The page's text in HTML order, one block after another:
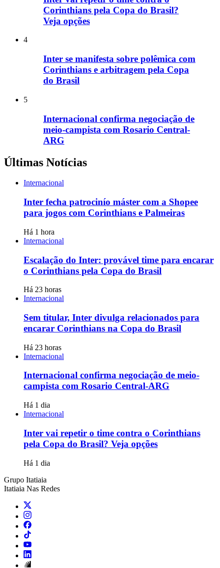
Corinthians pela Copa do Brasil?
Veja opções
4
Inter se manifesta sobre polêmica com
Corinthians e arbitragem pela Copa
do Brasil
5
Internacional confirma negociação de
meio-campista com Rosario Central-
ARG
Últimas Notícias
Internacional
Inter fecha patrocinío máster com a Shopee
para jogos com Corinthians e Palmeiras
Há 1 hora
Internacional
Escalação do Inter: provável time para encarar
o Corinthians pela Copa do Brasil
Há 23 horas
Internacional
Sem titular, Inter divulga relacionados para
encarar Corinthians na Copa do Brasil
Há 23 horas
Internacional
Internacional confirma negociação de meio-
campista com Rosario Central-ARG
Há 1 dia
Internacional
Inter vai repetir o time contra o Corinthians
pela Copa do Brasil? Veja opções
Há 1 dia
Grupo Itatiaia
Itatiaia Nas Redes